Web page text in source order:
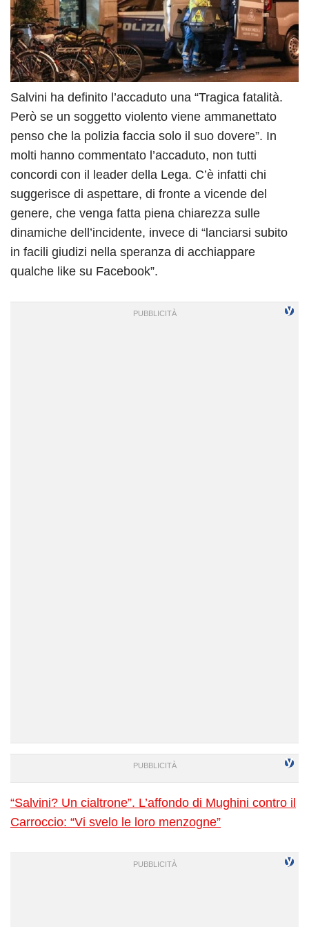
Salvini ha definito l’accaduto una “Tragica fatalità.
Però se un soggetto violento viene ammanettato
penso che la polizia faccia solo il suo dovere”. In
molti hanno commentato l’accaduto, non tutti
concordi con il leader della Lega. C’è infatti chi
suggerisce di aspettare, di fronte a vicende del
genere, che venga fatta piena chiarezza sulle
dinamiche dell’incidente, invece di “lanciarsi subito
in facili giudizi nella speranza di acchiappare
qualche like su Facebook”.
“Salvini? Un cialtrone”. L’affondo di Mughini contro il
Carroccio: “Vi svelo le loro menzogne”